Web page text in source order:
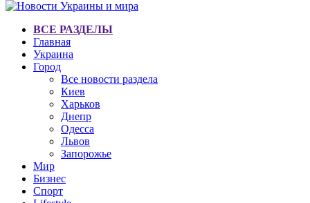
ВСЕ РАЗДЕЛЫ
Главная
Украина
Город
Все новости раздела
Киев
Харьков
Днепр
Одесса
Львов
Запорожье
Мир
Бизнес
Спорт